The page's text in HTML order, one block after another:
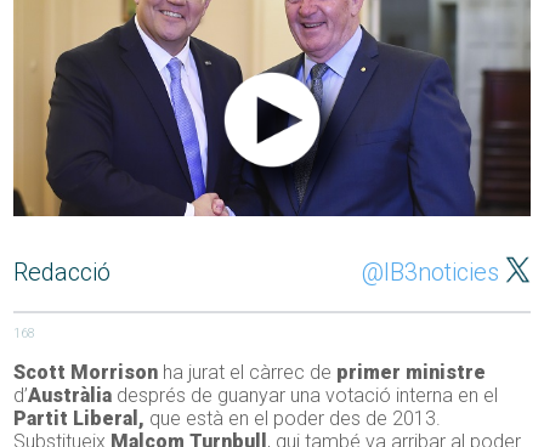
Redacció @IB3noticies
168
Scott Morrison ha jurat el càrrec de primer ministre
d’Austràlia després de guanyar una votació interna en el
Partit Liberal, que està en el poder des de 2013.
Substitueix Malcom Turnbull , qui també va arribar al poder